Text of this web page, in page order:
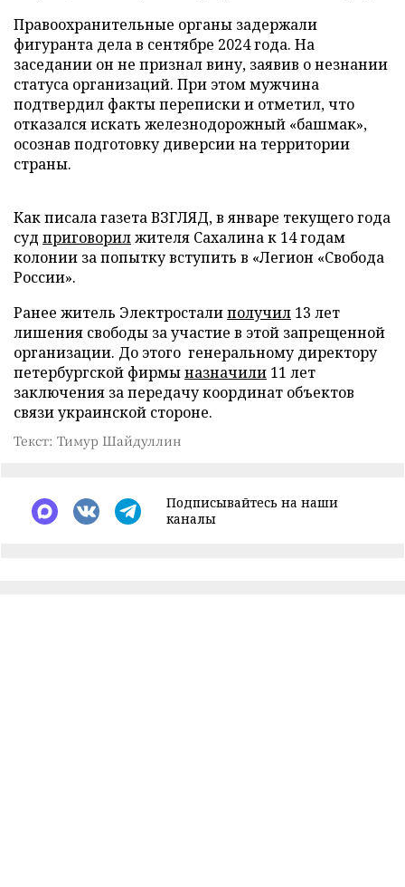
Правоохранительные органы задержали
фигуранта дела в сентябре 2024 года. На
заседании он не признал вину, заявив о незнании
статуса организаций. При этом мужчина
подтвердил факты переписки и отметил, что
отказался искать железнодорожный «башмак»,
осознав подготовку диверсии на территории
страны.
Как писала газета ВЗГЛЯД, в январе текущего года
суд приговорилжителя Сахалина к 14 годам
колонии за попытку вступить в «Легион «Свобода
России».
Ранее житель Электросталиполучил 13 лет
лишения свободы за участие в этой запрещенной
организации. До этого генеральному директору
петербургской фирмыназначили 11 лет
заключения за передачу координат объектов
связи украинской стороне.
Текст: Тимур Шайдуллин
Подписывайтесь на наши
каналы